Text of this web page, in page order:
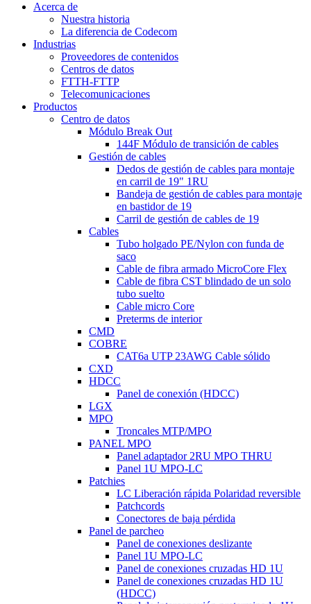
Acerca de
Nuestra historia
La diferencia de Codecom
Industrias
Proveedores de contenidos
Centros de datos
FTTH-FTTP
Telecomunicaciones
Productos
Centro de datos
Módulo Break Out
144F Módulo de transición de cables
Gestión de cables
Dedos de gestión de cables para montaje
en carril de 19" 1RU
Bandeja de gestión de cables para montaje
en bastidor de 19
Carril de gestión de cables de 19
Cables
Tubo holgado PE/Nylon con funda de
saco
Cable de fibra armado MicroCore Flex
Cable de fibra CST blindado de un solo
tubo suelto
Cable micro Core
Preterms de interior
CMD
COBRE
CAT6a UTP 23AWG Cable sólido
CXD
HDCC
Panel de conexión (HDCC)
LGX
MPO
Troncales MTP/MPO
PANEL MPO
Panel adaptador 2RU MPO THRU
Panel 1U MPO-LC
Patchies
LC Liberación rápida Polaridad reversible
Patchcords
Conectores de baja pérdida
Panel de parcheo
Panel de conexiones deslizante
Panel 1U MPO-LC
Panel de conexiones cruzadas HD 1U
Panel de conexiones cruzadas HD 1U
(HDCC)